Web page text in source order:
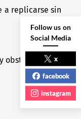
a replicarse sin
obstaculizó
Follow us on
Social Media
x
facebook
instagram